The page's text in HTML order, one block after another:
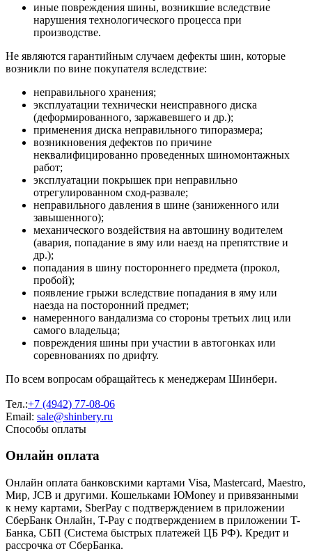
иные повреждения шины, возникшие вследствие
нарушения технологического процесса при
производстве.
Не являются гарантийным случаем дефекты шин, которые
возникли по вине покупателя вследствие:
неправильного хранения;
эксплуатации технически неисправного диска
(деформированного, заржавевшего и др.);
применения диска неправильного типоразмера;
возникновения дефектов по причине
неквалифицированно проведенных шиномонтажных
работ;
эксплуатации покрышек при неправильно
отрегулированном сход-развале;
неправильного давления в шине (заниженного или
завышенного);
механического воздействия на автошину водителем
(авария, попадание в яму или наезд на препятствие и
др.);
попадания в шину постороннего предмета (прокол,
пробой);
появление грыжи вследствие попадания в яму или
наезда на посторонний предмет;
намеренного вандализма со стороны третьих лиц или
самого владельца;
повреждения шины при участии в автогонках или
соревнованиях по дрифту.
По всем вопросам обращайтесь к менеджерам Шинбери.
Тел.:+7 (4942) 77-08-06
Email: sale@shinbery.ru
Способы оплаты
Онлайн оплата
Онлайн оплата банковскими картами Visa, Mastercard, Maestro,
Мир, JCB и другими. Кошельками ЮMoney и привязанными
к нему картами, SberPay с подтверждением в приложении
СберБанк Онлайн, T-Pay с подтверждением в приложении T-
Банка, СБП (Система быстрых платежей ЦБ РФ). Кредит и
рассрочка от СберБанка.